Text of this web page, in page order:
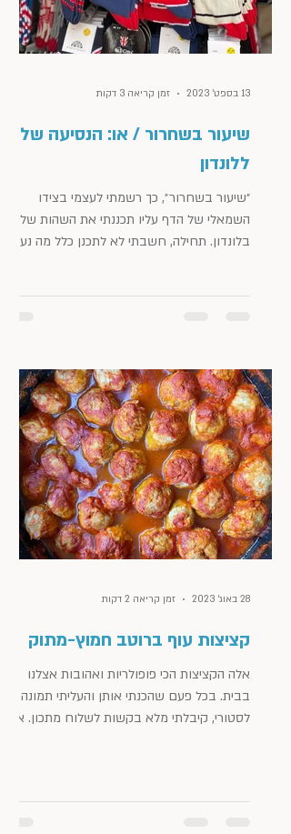
שיעור בשחרור / או: הנסיעה שלנו
ללונדון
״שיעור בשחרור״, כך רשמתי לעצמי בצידו
השמאלי של הדף עליו תכננתי את השהות שלנו
בלונדון. תחילה, חשבתי לא לתכנן כלל מה נעשה
13 בספט׳ 2023 זמן קריאה 3 דקות
קציצות עוף ברוטב חמוץ-מתוק
אלה הקציצות הכי פופולריות ואהובות אצלנו
בבית. בכל פעם שהכנתי אותן והעליתי תמונה
לסטורי, קיבלתי מלא בקשות לשלוח מתכון. אבל
28 באוג׳ 2023 זמן קריאה 2 דקות